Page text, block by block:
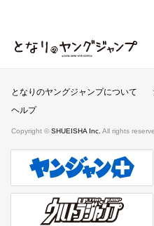
となりのヤン
となりのヤングジャンプについて
ヘルプ
Copyright © SHUEISHA Inc. All rights
ヤンジャンプラス
ウルトラジャンプ